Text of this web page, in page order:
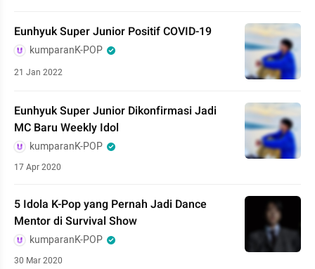
Eunhyuk Super Junior Positif COVID-19
kumparanK-POP
21 Jan 2022
Eunhyuk Super Junior Dikonfirmasi Jadi
MC Baru Weekly Idol
kumparanK-POP
17 Apr 2020
5 Idola K-Pop yang Pernah Jadi Dance
Mentor di Survival Show
kumparanK-POP
30 Mar 2020